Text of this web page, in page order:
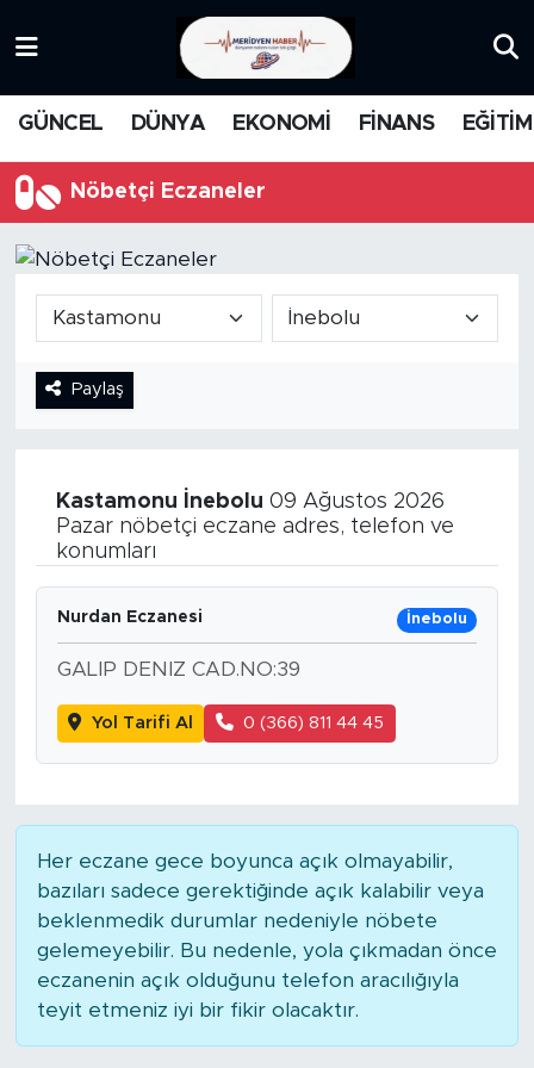
GÜNCEL DÜNYA EKONOMİ FİNANS EĞİTİM
Nöbetçi Eczaneler
Paylaş
Kastamonu İnebolu 09 Ağustos 2026
Pazar nöbetçi eczane adres, telefon ve
konumları
Nurdan Eczanesi İnebolu
GALIP DENIZ CAD.NO:39
Yol Tarifi Al 0 (366) 811 44 45
Her eczane gece boyunca açık olmayabilir,
bazıları sadece gerektiğinde açık kalabilir veya
beklenmedik durumlar nedeniyle nöbete
gelemeyebilir. Bu nedenle, yola çıkmadan önce
eczanenin açık olduğunu telefon aracılığıyla
teyit etmeniz iyi bir fikir olacaktır.
MEDYA
DÜNYA
KARİKATÜR
NOSTALJİ
YAZARLAR
DİNİ
POLİTİKA
Trafik Durumu
Tüm Manşetler
Haber Arşivi